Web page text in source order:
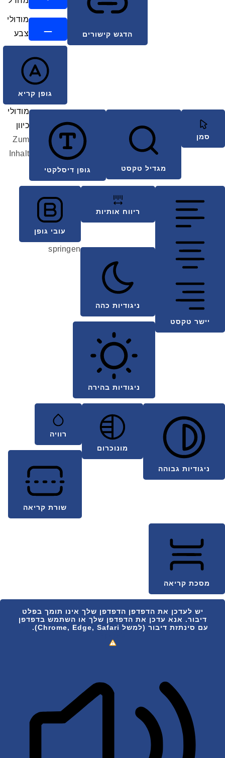
הדגש קישורים
גופן קריא
סמן
מגדיל טקסט גופן דיסלקטי
יישר טקסט
ריווח אותיות
עובי גופן
מודולי
צבע
ניגודיות כהה
ניגודיות בהירה
ניגודיות גבוהה
מונוכרום
רוויה
מודולי
כיוון
שורת קריאה
מסכת קריאה
יש לעדכן את הדפדפן הדפדפן שלך אינו תומך בפלט
דיבור. אנא עדכן את הדפדפן שלך או השתמש בדפדפן
עם סינתזת דיבור (למשל Chrome, Edge, Safari).
Zum
Inhalt
springen